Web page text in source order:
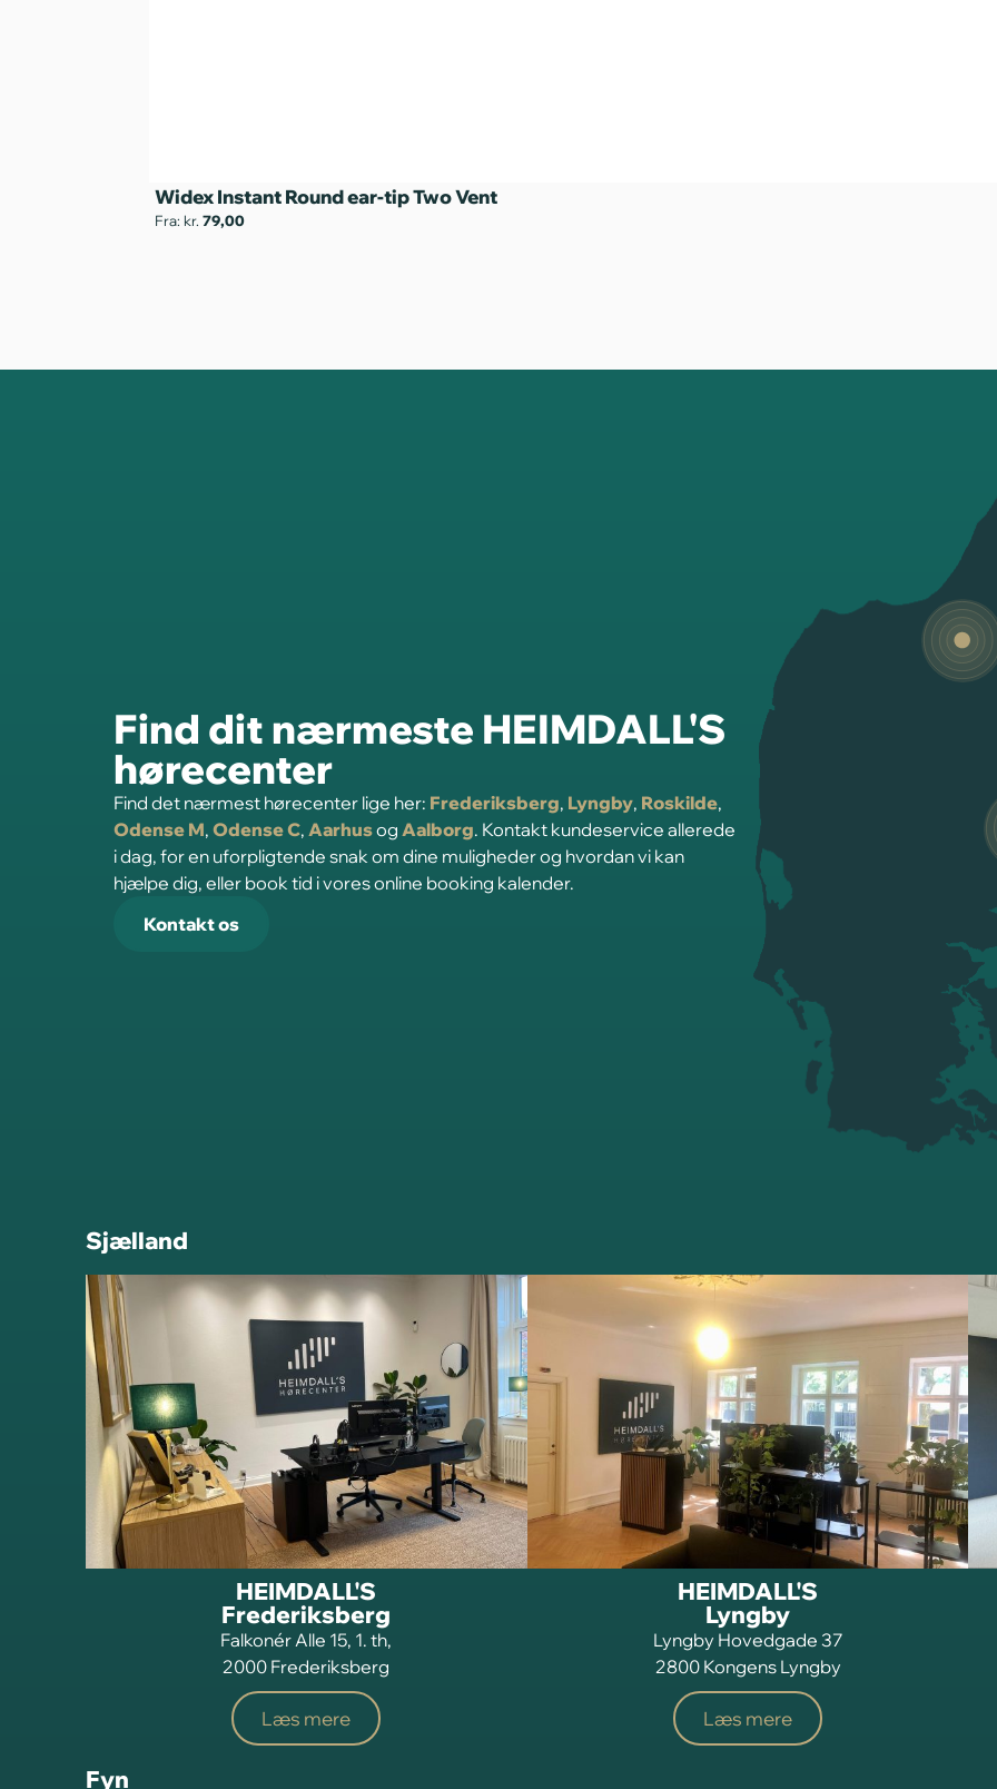
Widex Instant Round ear-tip Two Vent
Fra: kr.79,00
Find dit nærmeste HEIMDALL'S
hørecenter
Find det nærmest hørecenter lige her: Frederiksberg, Lyngby, Roskilde,
Odense M, Odense C, Aarhusog Aalborg. Kontakt kundeservice allerede
i dag, for en uforpligtende snak om dine muligheder og hvordan vi kan
hjælpe dig, eller book tid i vores online booking kalender.
Kontakt os
Sjælland
HEIMDALL'S
Frederiksberg
Falkonér Alle 15, 1. th,
2000 Frederiksberg
Læs mere
HEIMDALL'S
Lyngby
Lyngby Hovedgade 37
2800 Kongens Lyngby
Læs mere
Fyn